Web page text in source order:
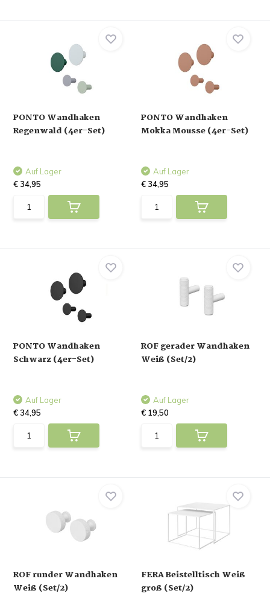
PONTO Wandhaken
Regenwald (4er-Set)
Auf Lager
€ 34,95
PONTO Wandhaken
Mokka Mousse (4er-Set)
Auf Lager
€ 34,95
PONTO Wandhaken
Schwarz (4er-Set)
Auf Lager
€ 34,95
ROF gerader Wandhaken
Weiß (Set/2)
Auf Lager
€ 19,50
ROF runder Wandhaken
Weiß (Set/2)
FERA Beistelltisch Weiß
groß (Set/2)